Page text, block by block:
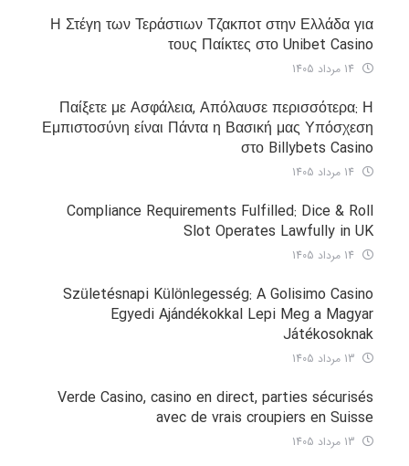
Η Στέγη των Τεράστιων Τζακποτ στην Ελλάδα για
τους Παίκτες στο Unibet Casino
Παίξετε με Ασφάλεια, Απόλαυσε περισσότερα: Η
Εμπιστοσύνη είναι Πάντα η Βασική μας Υπόσχεση
στο Billybets Casino
Compliance Requirements Fulfilled: Dice & Roll
Slot Operates Lawfully in UK
Születésnapi Különlegesség: A Golisimo Casino
Egyedi Ajándékokkal Lepi Meg a Magyar
Játékosoknak
Verde Casino, casino en direct, parties sécurisés
avec de vrais croupiers en Suisse